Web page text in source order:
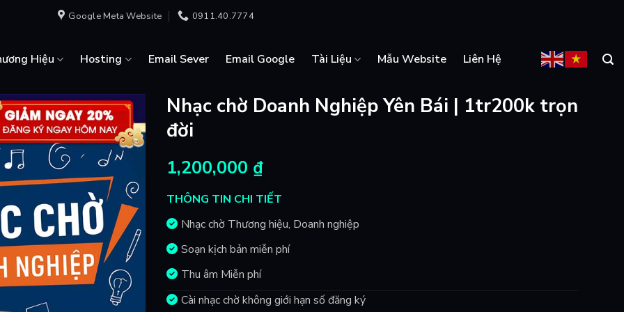
Google Meta Website 0911.40.7774
Hiệu Hosting Email Sever Email Google Tài Liệu Mẫu Website Liên Hệ
Nhạc chờ Doanh Nghiệp Yên Bái | 1tr200k trọn
đời
1,200,000 ₫
THÔNG TIN CHI TIẾT
Nhạc chờ Thương hiệu, Doanh nghiệp
Soạn kịch bản miễn phí
Thu âm Miễn phí
Cài nhạc chờ không giới hạn số đăng ký